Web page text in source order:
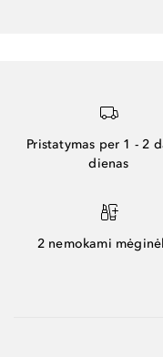
Pristatymas per 1 - 2
dienas
2 nemokami